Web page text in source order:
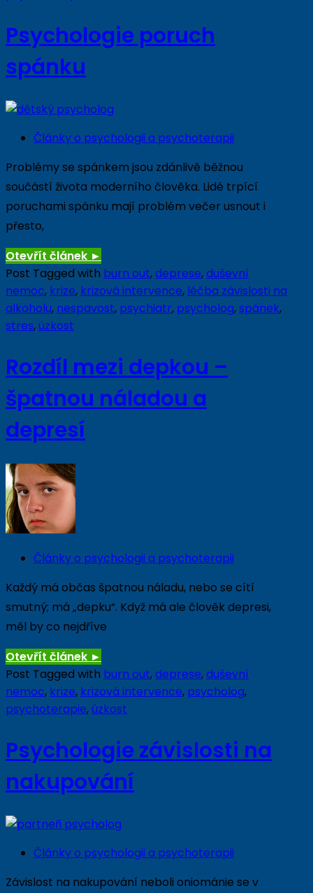
Psychologie poruch
spánku
Články o psychologii a psychoterapii
Problémy se spánkem jsou zdánlivě běžnou
součástí života moderního člověka. Lidé trpící
poruchami spánku mají problém večer usnout i
přesto,
Otevřít článek ►
Post Tagged with burn out,deprese,duševní
nemoc, krize, krizová intervence, léčba závislosti na
alkoholu, nespavost, psychiatr, psycholog,spánek,
stres,úzkost
Rozdíl mezi depkou –
špatnou náladou a
depresí
Články o psychologii a psychoterapii
Každý má občas špatnou náladu, nebo se cítí
smutný; má „depku“. Když má ale člověk depresi,
měl by co nejdříve
Otevřít článek ►
Post Tagged with burn out,deprese,duševní
nemoc, krize, krizová intervence, psycholog,
psychoterapie,úzkost
Psychologie závislosti na
nakupování
Články o psychologii a psychoterapii
Závislost na nakupování neboli oniománie se v